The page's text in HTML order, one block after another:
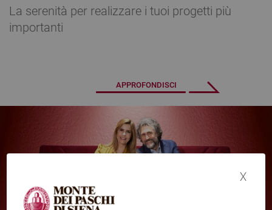
La serenità per realizzare i tuoi progetti più
importanti
APPROFONDISCI
x